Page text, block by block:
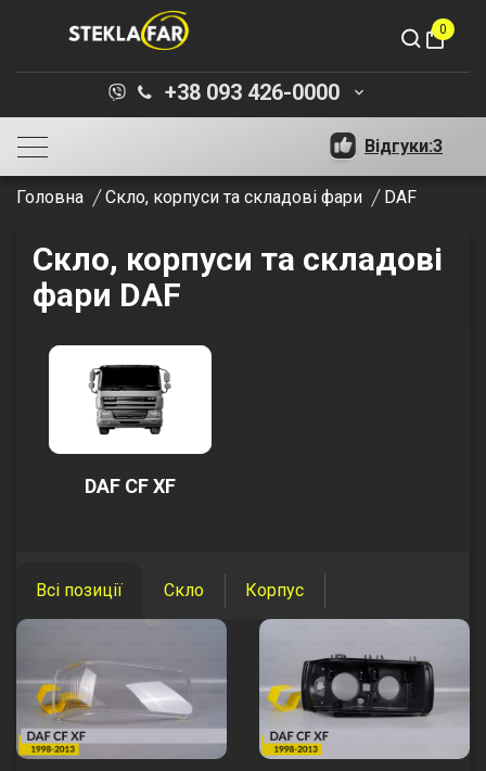
shopping_bag
0
+38 093 426-0000 keyboard_arrow_down
Відгуки:3
Головна Скло, корпуси та складові фари DAF
Скло, корпуси та складові
фари DAF
DAF CF XF
Всі позиції Скло Корпус